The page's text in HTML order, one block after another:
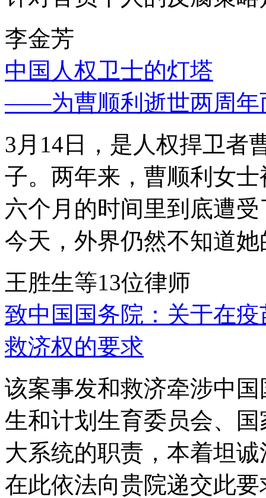
李金芳
中国人权卫士的灯塔
——为曹顺利逝世两周年
3月14日，是人权捍卫者
子。两年来，曹顺利女
六个月的时间里到底遭
今天，外界仍然不知道
王胜生等13位律师
致中国国务院：关于在
救济权的要求
该案事发和救济牵涉中
生和计划生育委员会、
大系统的职责，本着坦
在此依法向贵院递交此要